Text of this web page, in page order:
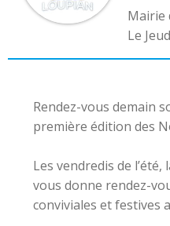
Mairie
Le
Rendez-vous demain
première édition des
Les vendredis de
vous donne rendez-
conviviales et festives